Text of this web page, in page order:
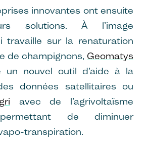
innovantes ont ensuite
solutions. À l’image
travaille sur la renaturation
de champignons, Geomatys
un nouvel outil d’aide à la
données satellitaires ou
avec de l’agrivoltaïsme
de diminuer
transpiration.